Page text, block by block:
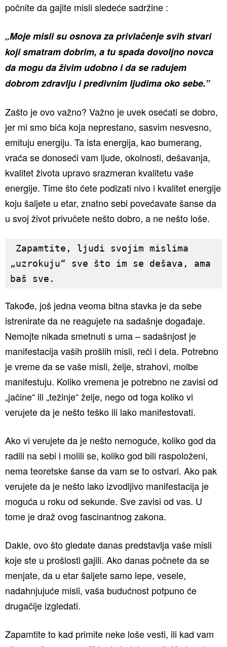
počnite da gajite misli sledeće sadržine :
„Moje misli su osnova za privlačenje svih stvari
koji smatram dobrim, a tu spada dovoljno novca
da mogu da živim udobno i da se radujem
dobrom zdravlju i predivnim ljudima oko sebe.”
Zašto je ovo važno? Važno je uvek osećati se dobro,
jer mi smo bića koja neprestano, sasvim nesvesno,
emituju energiju. Ta ista energija, kao bumerang,
vraća se donoseći vam ljude, okolnosti, dešavanja,
kvalitet života upravo srazmeran kvalitetu vaše
energije. Time što ćete podizati nivo i kvalitet energije
koju šaljete u etar, znatno sebi povećavate šanse da
u svoj život privučete nešto dobro, a ne nešto loše.
„uzrokuju“ sve što im se dešava, ama
baš sve.
Takođe, još jedna veoma bitna stavka je da sebe
istrenirate da ne reagujete na sadašnje događaje.
Nemojte nikada smetnuti s uma – sadašnjost je
manifestacija vaših prošlih misli, reči i dela. Potrebno
je vreme da se vaše misli, želje, strahovi, molbe
manifestuju. Koliko vremena je potrebno ne zavisi od
„jačine“ ili „težinje“ želje, nego od toga koliko vi
verujete da je nešto teško ili lako manifestovati.
Ako vi verujete da je nešto nemoguće, koliko god da
radili na sebi i molili se, koliko god bili raspoloženi,
nema teoretske šanse da vam se to ostvari. Ako pak
verujete da je nešto lako izvodljivo manifestacija je
moguća u roku od sekunde. Sve zavisi od vas. U
tome je draž ovog fascinantnog zakona.
Dakle, ovo što gledate danas predstavlja vaše misli
koje ste u prošlosti gajili. Ako danas počnete da se
menjate, da u etar šaljete samo lepe, vesele,
nadahnjujuće misli, vaša budućnost potpuno će
drugačije izgledati.
Zapamtite to kad primite neke loše vesti, ili kad vam